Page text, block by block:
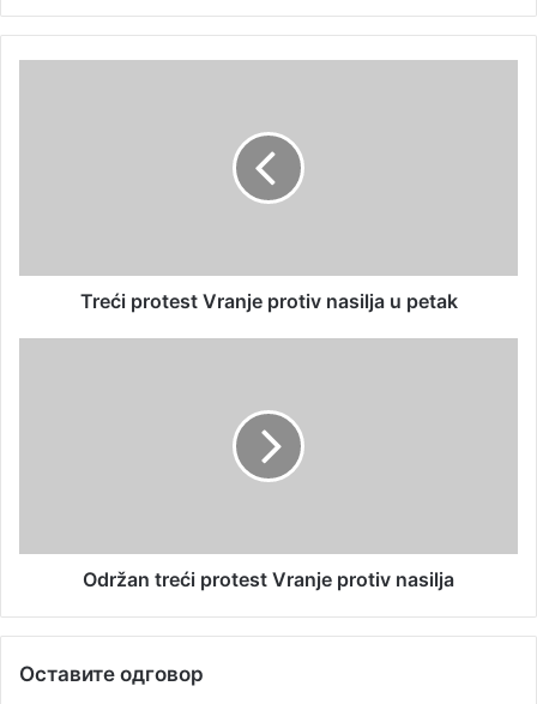
Treći protest Vranje protiv nasilja u petak
Održan treći protest Vranje protiv nasilja
Оставите одговор